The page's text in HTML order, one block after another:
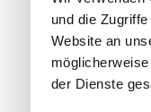
und die
Website an
der Dienste